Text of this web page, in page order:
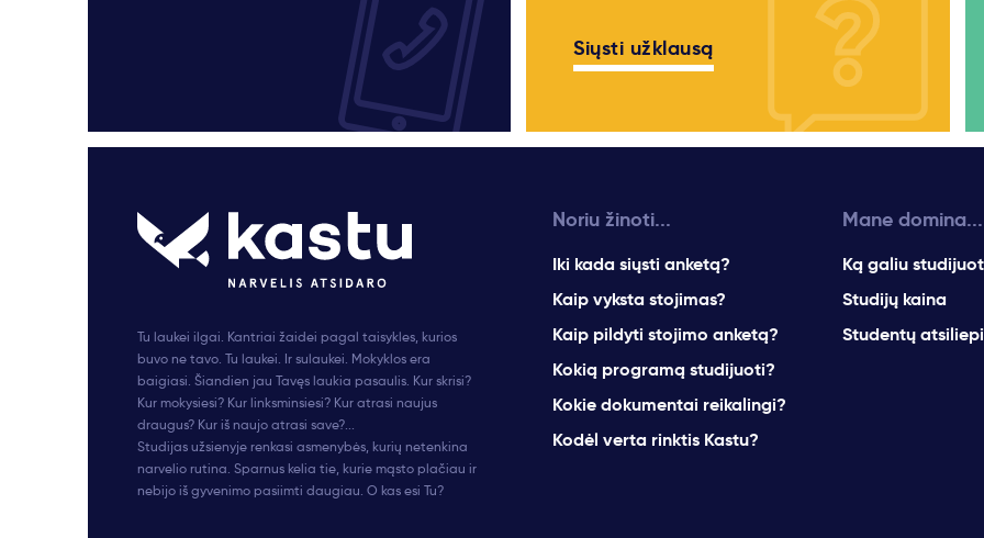
Siųsti užklausą
Tu laukei ilgai. Kantriai žaidei pagal taisykles, kurios
buvo ne tavo. Tu laukei. Ir sulaukei. Mokyklos era
baigiasi. Šiandien jau Tavęs laukia pasaulis. Kur skrisi?
Kur mokysiesi? Kur linksminsiesi? Kur atrasi naujus
draugus? Kur iš naujo atrasi save?...
Studijas užsienyje renkasi asmenybės, kurių netenkina
narvelio rutina. Sparnus kelia tie, kurie mąsto plačiau ir
nebijo iš gyvenimo pasiimti daugiau. O kas esi Tu?
Noriu žinoti...
Iki kada siųsti anketą?
Kaip vyksta stojimas?
Kaip pildyti stojimo anketą?
Kokią programą studijuoti?
Kokie dokumentai reikalingi?
Kodėl verta rinktis Kastu?
Mane domina...
Ką galiu
Studijų kaina
Studentų